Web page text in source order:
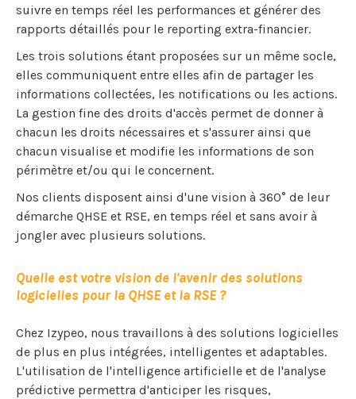
suivre en temps réel les performances et générer des
rapports détaillés pour le reporting extra-financier.
Les trois solutions étant proposées sur un même socle,
elles communiquent entre elles afin de partager les
informations collectées, les notifications ou les actions.
La gestion fine des droits d'accès permet de donner à
chacun les droits nécessaires et s'assurer ainsi que
chacun visualise et modifie les informations de son
périmètre et/ou qui le concernent.
Nos clients disposent ainsi d'une vision à 360° de leur
démarche QHSE et RSE, en temps réel et sans avoir à
jongler avec plusieurs solutions.
Quelle est votre vision de l'avenir des solutions
logicielles pour la QHSE et la RSE ?
Chez Izypeo, nous travaillons à des solutions logicielles
de plus en plus intégrées, intelligentes et adaptables.
L'utilisation de l'intelligence artificielle et de l'analyse
prédictive permettra d'anticiper les risques,